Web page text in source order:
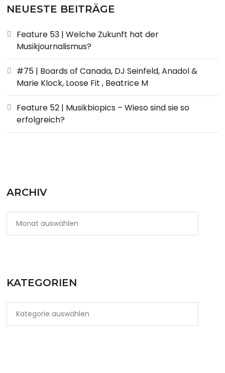
NEUESTE BEITRÄGE
Feature 53 | Welche Zukunft hat der
Musikjournalismus?
#75 | Boards of Canada, DJ Seinfeld, Anadol &
Marie Klock, Loose Fit , Beatrice M
Feature 52 | Musikbiopics – Wieso sind sie so
erfolgreich?
ARCHIV
KATEGORIEN